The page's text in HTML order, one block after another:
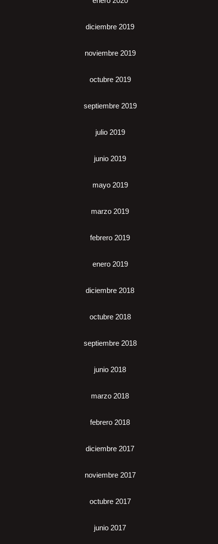
diciembre 2019
noviembre 2019
octubre 2019
septiembre 2019
julio 2019
junio 2019
mayo 2019
marzo 2019
febrero 2019
enero 2019
diciembre 2018
octubre 2018
septiembre 2018
junio 2018
marzo 2018
febrero 2018
diciembre 2017
noviembre 2017
octubre 2017
junio 2017